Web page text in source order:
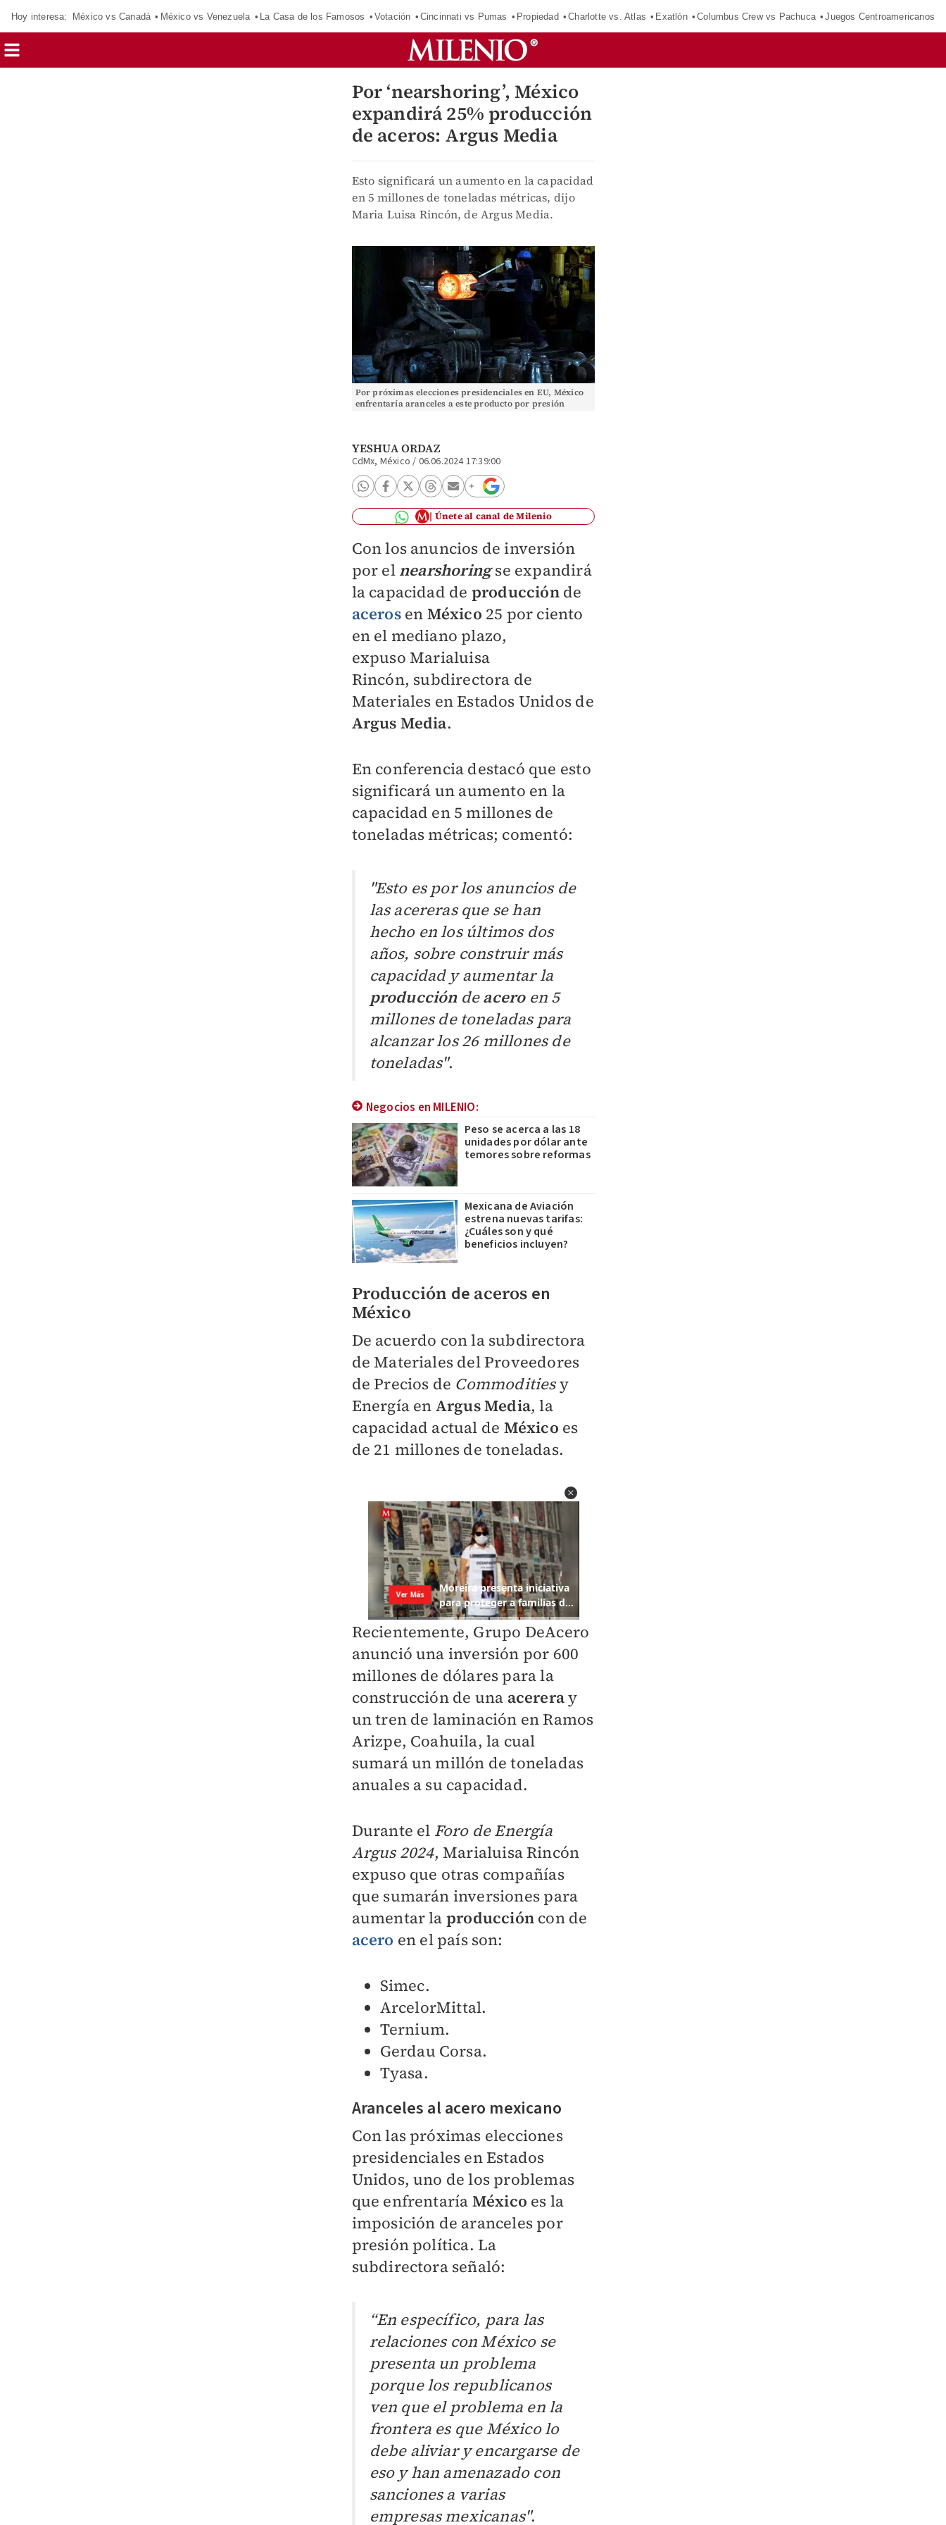
Hoy interesa: México vs Canadá México vs Venezuela La Casa de los Famosos Votación Cincinnati vs Pumas Propiedad Charlotte vs. Atlas Exatlón Columbus Crew vs Pachuca Juegos Centroamericanos
Por ‘nearshoring’, México
expandirá 25% producción
de aceros: Argus Media
Esto significará un aumento en la capacidad
en 5 millones de toneladas métricas, dijo
Maria Luisa Rincón, de Argus Media.
Por próximas elecciones presidenciales en EU, México
enfrentaría aranceles a este producto por presión
YESHUA ORDAZ
CdMx, México / 06.06.2024 17:39:00
Únete al canal de Milenio
Con los anuncios de inversión
por el nearshoringse expandirá
la capacidad de producciónde
acerosen México 25 por ciento
en el mediano plazo,
expuso Marialuisa
Rincón, subdirectora de
Materiales en Estados Unidos de
Argus Media.
En conferencia destacó que esto
significará un aumento en la
capacidad en 5 millones de
toneladas métricas; comentó:
"Esto es por los anuncios de
las acereras que se han
hecho en los últimos dos
años, sobre construir más
capacidad y aumentar la
produccióndeaceroen 5
millones de toneladas para
alcanzar los 26 millones de
toneladas".
Negocios en MILENIO:
Peso se acerca a las 18
unidades por dólar ante
temores sobre reformas
Mexicana de Aviación
estrena nuevas tarifas:
¿Cuáles son y qué
beneficios incluyen?
Producción de aceros en
México
De acuerdo con la subdirectora
de Materiales del Proveedores
de Precios de Commoditiesy
Energía en Argus Media, la
capacidad actual de México es
de 21 millones de toneladas.
Recientemente, Grupo DeAcero
anunció una inversión por 600
millones de dólares para la
construcción de una acereray
un tren de laminación en Ramos
Arizpe, Coahuila, la cual
sumará un millón de toneladas
anuales a su capacidad.
Durante el Foro de Energía
Argus 2024, Marialuisa Rincón
expuso que otras compañías
que sumarán inversiones para
aumentar la produccióncon de
acero en el país son:
Simec.
ArcelorMittal.
Ternium.
Gerdau Corsa.
Tyasa.
Aranceles alacero mexicano
Con las próximas elecciones
presidenciales en Estados
Unidos, uno de los problemas
que enfrentaría México es la
imposición de aranceles por
presión política. La
subdirectora señaló:
“En específico, para las
relaciones con México se
presenta un problema
porque los republicanos
ven que el problema en la
frontera es que México lo
debe aliviar y encargarse de
eso y han amenazado con
sanciones a varias
empresas mexicanas".